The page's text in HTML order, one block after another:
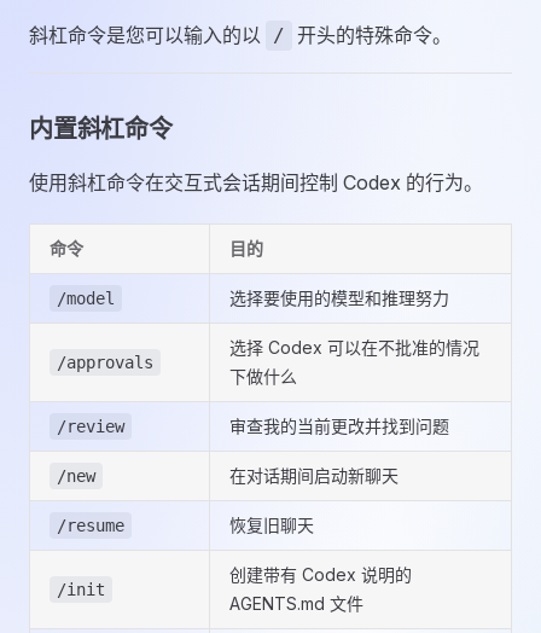
斜杠命令是您可以输入的以 / 开头的特殊命令。
内置斜杠命令
使用斜杠命令在交互式会话期间控制 Codex 的行为。
命令 目的
/model 选择要使用的模型和推理努力
/approvals
选择 Codex 可以在不批准的情况
下做什么
/review 审查我的当前更改并找到问题
/new 在对话期间启动新聊天
/resume 恢复旧聊天
/init
创建带有 Codex 说明的
AGENTS.md 文件